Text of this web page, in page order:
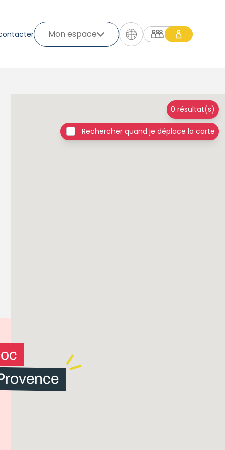
Mon espace
0 résultat(s)
Rechercher quand je déplace la carte